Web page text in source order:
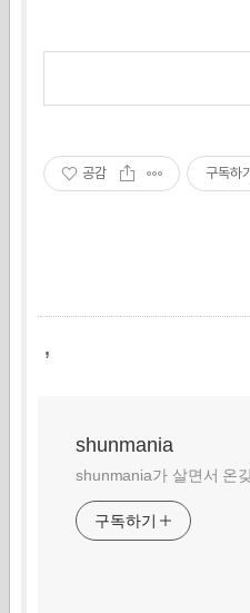
공감 구독하
,
shunmania
shunmania가 살면서 온
구독하기